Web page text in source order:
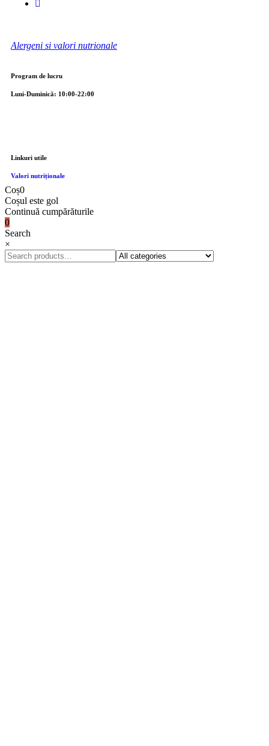
Alergeni si valori nutrionale
Program de lucru
Luni-Duminică: 10:00-22:00
Linkuri utile
Valori nutriționale
Coș0
Coșul este gol
Continuă cumpărăturile
0
Search
×